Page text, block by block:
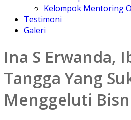
Kelompok Mentoring
Testimoni
Galeri
Ina S Erwanda,
Tangga Yang
Menggeluti